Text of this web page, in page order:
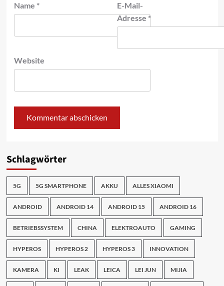
Name *
E-Mail-
Adresse*
Website
Schlagwörter
5G 5G SMARTPHONE AKKU ALLES XIAOMI
ANDROID ANDROID 14 ANDROID 15 ANDROID 16
BETRIEBSSYSTEM CHINA ELEKTROAUTO GAMING
HYPEROS HYPEROS 2 HYPEROS 3 INNOVATION
KAMERA KI LEAK LEICA LEI JUN MIJIA